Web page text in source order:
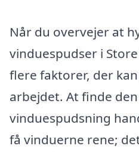
Når du overvejer at
vinduespudser i
flere faktorer, der
arbejdet. At finde
vinduespudsning
få vinduerne rene;